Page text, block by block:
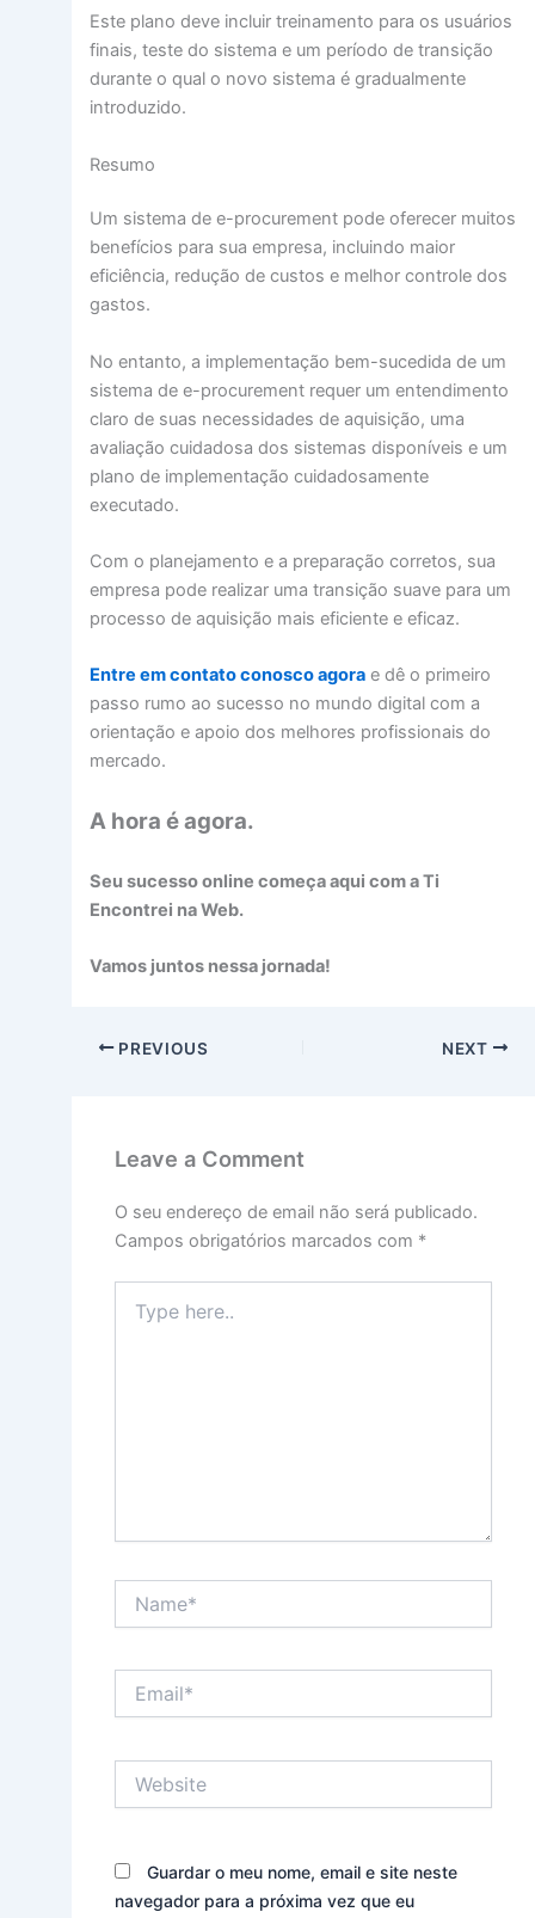
Este plano deve incluir treinamento para os usuários
finais, teste do sistema e um período de transição
durante o qual o novo sistema é gradualmente
introduzido.
Resumo
Um sistema de e-procurement pode oferecer muitos
benefícios para sua empresa, incluindo maior
eficiência, redução de custos e melhor controle dos
gastos.
No entanto, a implementação bem-sucedida de um
sistema de e-procurement requer um entendimento
claro de suas necessidades de aquisição, uma
avaliação cuidadosa dos sistemas disponíveis e um
plano de implementação cuidadosamente
executado.
Com o planejamento e a preparação corretos, sua
empresa pode realizar uma transição suave para um
processo de aquisição mais eficiente e eficaz.
Entre em contato conosco agora e dê o primeiro
passo rumo ao sucesso no mundo digital com a
orientação e apoio dos melhores profissionais do
mercado.
A hora é agora.
Seu sucesso online começa aqui com a Ti
Encontrei na Web.
Vamos juntos nessa jornada!
PREVIOUS NEXT
Leave a Comment
O seu endereço de email não será publicado.
Campos obrigatórios marcados com *
here..
Guardar o meu nome, email e site neste
navegador para a próxima vez que eu